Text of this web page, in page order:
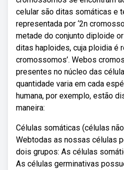
celular são ditas somáticas e
representada por ‘2n
metade do conjunto diploide
ditas haploides, cuja ploidia é
cromossomos’. Webos
presentes no núcleo das
quantidade varia em cada
humana, por exemplo, estão
maneira:
Células somáticas (células
Webtodas as nossas células
dois grupos: As células
As células germinativas